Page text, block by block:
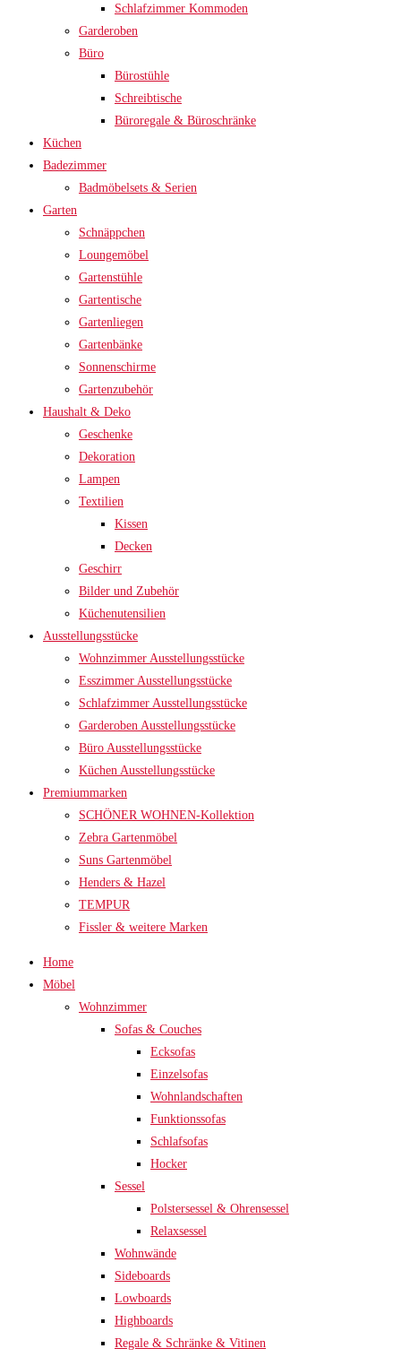
Schlafzimmer Kommoden
Garderoben
Büro
Bürostühle
Schreibtische
Büroregale & Büroschränke
Küchen
Badezimmer
Badmöbelsets & Serien
Garten
Schnäppchen
Loungemöbel
Gartenstühle
Gartentische
Gartenliegen
Gartenbänke
Sonnenschirme
Gartenzubehör
Haushalt & Deko
Geschenke
Dekoration
Lampen
Textilien
Kissen
Decken
Geschirr
Bilder und Zubehör
Küchenutensilien
Ausstellungsstücke
Wohnzimmer Ausstellungsstücke
Esszimmer Ausstellungsstücke
Schlafzimmer Ausstellungsstücke
Garderoben Ausstellungsstücke
Büro Ausstellungsstücke
Küchen Ausstellungsstücke
Premiummarken
SCHÖNER WOHNEN-Kollektion
Zebra Gartenmöbel
Suns Gartenmöbel
Henders & Hazel
TEMPUR
Fissler & weitere Marken
Home
Möbel
Wohnzimmer
Sofas & Couches
Ecksofas
Einzelsofas
Wohnlandschaften
Funktionssofas
Schlafsofas
Hocker
Sessel
Polstersessel & Ohrensessel
Relaxsessel
Wohnwände
Sideboards
Lowboards
Highboards
Regale & Schränke & Vitinen